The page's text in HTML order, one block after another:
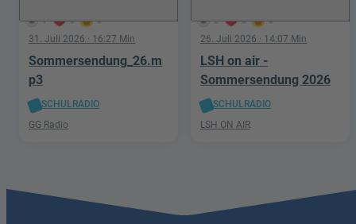
1 0 0
31. Juli 2026 · 16:27 Min
Sommersendung_26.m
p3
SCHULRADIO
GG Radio
2 3 0
26. Juli 2026 · 14:07 Min
LSH on air -
Sommersendung 2026
SCHULRADIO
LSH ON AIR